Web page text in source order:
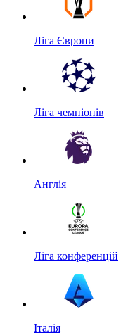
Ліга Європи
Ліга чемпіонів
Англія
Ліга конференцій
Італія